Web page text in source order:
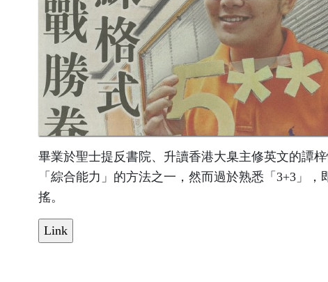
畢業於聖士提反書院、升讀香港大臬主修英文的譚
「綜合能力」的方法之一，然而過於熟悉「3+3」
搖。